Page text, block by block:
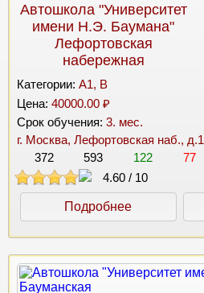
Автошкола "Университет
имени Н.Э. Баумана"
Лефортовская
набережная
Категории: A1, B
Цена: 40000.00 ₽
Срок обучения: 3. мес.
г. Москва, Лефортовская наб., д.1
372
593 122
77
4.60 / 10
Подробнее